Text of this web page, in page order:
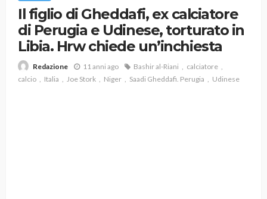
Il figlio di Gheddafi, ex calciatore
di Perugia e Udinese, torturato in
Libia. Hrw chiede un’inchiesta
Redazione 11 anni ago Bashir al-Riani
calciatore
calcio
Italia Joe Stork Niger Saadi Gheddafi. Perugia Udinese